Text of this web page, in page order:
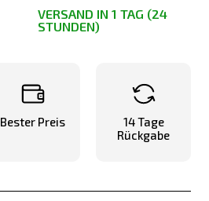
VERSAND IN 1 TAG (24
STUNDEN)
Bester Preis
14 Tage
Rückgabe